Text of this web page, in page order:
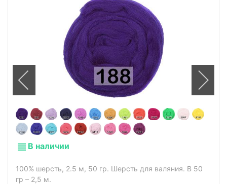
В наличии
100% шерсть, 2.5 м, 50 гр. Шерсть для валяния. В 50
гр – 2,5 м.